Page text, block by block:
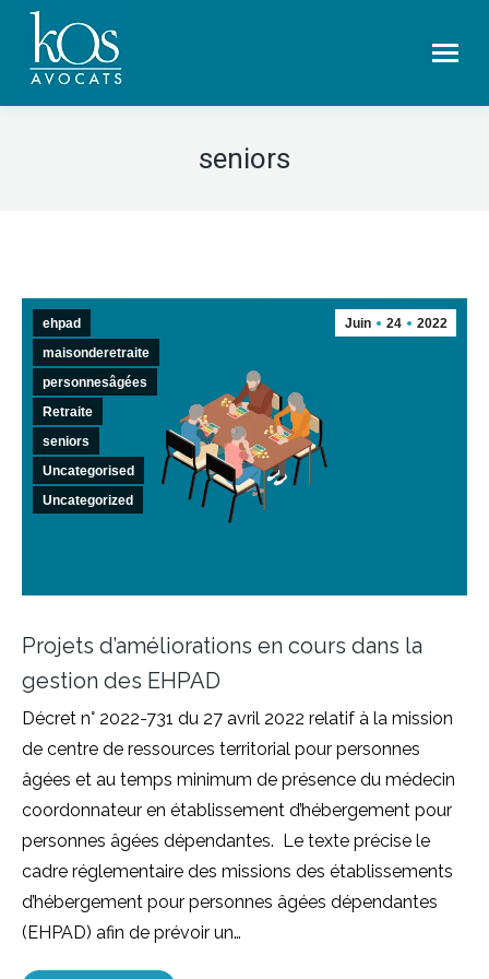
seniors
Juin 24 2022
ehpad
maisonderetraite
personnesâgées
Retraite
seniors
Uncategorised
Uncategorized
Projets d’améliorations en cours dans la
gestion des EHPAD
Décret n° 2022-731 du 27 avril 2022 relatif à la mission
de centre de ressources territorial pour personnes
âgées et au temps minimum de présence du médecin
coordonnateur en établissement d’hébergement pour
personnes âgées dépendantes. Le texte précise le
cadre réglementaire des missions des établissements
d’hébergement pour personnes âgées dépendantes
(EHPAD) afin de prévoir un…